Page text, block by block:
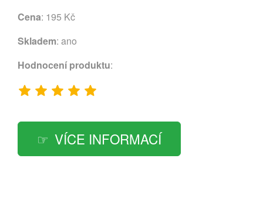
Cena: 195 Kč
Skladem: ano
Hodnocení produktu:
VÍCE INFORMACÍ